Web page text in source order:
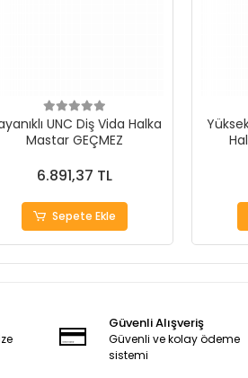
UNC Diş Vida Halka
Mastar GEÇMEZ
6.891,37 TL
Sepete Ekle
Güvenli Alışveriş
Güvenli ve kolay ödeme
sistemi